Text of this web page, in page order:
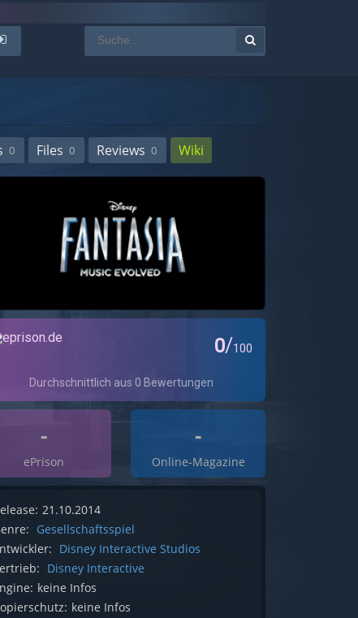
0 Files 0 Reviews 0 Wiki
-
ePrison
-
Online-Magazine
21.10.2014
Gesellschaftsspiel
Disney Interactive Studios
Disney Interactive
keine Infos
keine Infos